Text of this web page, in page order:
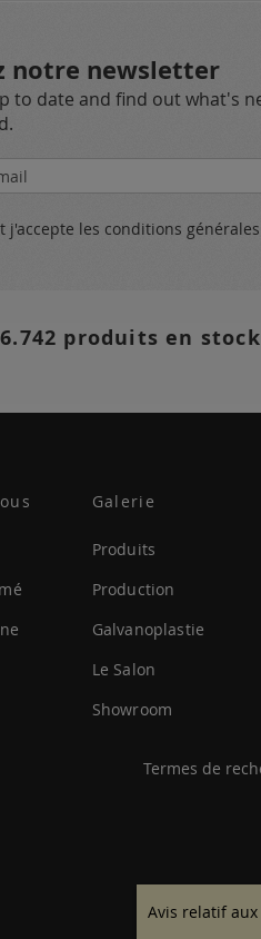
notre newsletter
to date and find out what's
j'accepte les conditions générales
produits en stock
Galerie
Produits
Production
Galvanoplastie
Le Salon
Showroom
Termes de
Avis relatif aux